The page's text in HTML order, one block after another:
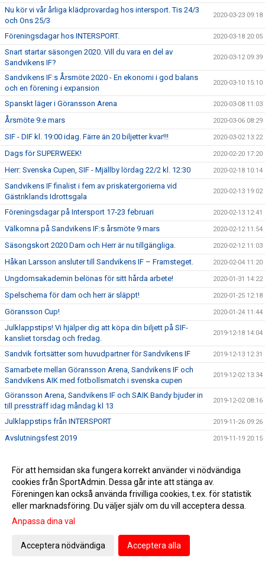
Nu kör vi vår årliga klädprovardag hos intersport. Tis 24/3
och Ons 25/3
2020-03-23 09:18
Föreningsdagar hos INTERSPORT. 2020-03-18 20:05
Snart startar säsongen 2020. Vill du vara en del av
Sandvikens IF?
2020-03-12 09:39
Sandvikens IF:s Årsmöte 2020 - En ekonomi i god balans
och en förening i expansion
2020-03-10 15:10
Spanskt läger i Göransson Arena 2020-03-08 11:03
Årsmöte 9:e mars 2020-03-06 08:29
SIF - DIF kl. 19:00 idag. Färre än 20 biljetter kvar!!! 2020-03-02 13:22
Dags för SUPERWEEK! 2020-02-20 17:20
Herr: Svenska Cupen, SIF - Mjällby lördag 22/2 kl. 12:30 2020-02-18 10:14
Sandvikens IF finalist i fem av priskatergorierna vid
Gästriklands Idrottsgala
2020-02-13 19:02
Föreningsdagar på Intersport 17-23 februari 2020-02-13 12:41
Välkomna på Sandvikens IF:s årsmöte 9 mars 2020-02-12 11:54
Säsongskort 2020 Dam och Herr är nu tillgängliga. 2020-02-12 11:03
Håkan Larsson ansluter till Sandvikens IF – Framsteget. 2020-02-04 11:20
Ungdomsakademin belönas för sitt hårda arbete! 2020-01-31 14:22
Spelschema för dam och herr är släppt! 2020-01-25 12:18
Göransson Cup! 2020-01-24 11:44
Julklappstips! Vi hjälper dig att köpa din biljett på SIF-
kansliet torsdag och fredag.
2019-12-18 14:04
Sandvik fortsätter som huvudpartner för Sandvikens IF 2019-12-13 12:31
Samarbete mellan Göransson Arena, Sandvikens IF och
Sandvikens AIK med fotbollsmatch i svenska cupen
2019-12-02 13:34
Göransson Arena, Sandvikens IF och SAIK Bandy bjuder in
till pressträff idag måndag kl 13
2019-12-02 08:16
Julklappstips från INTERSPORT 2019-11-26 09:26
Avslutningsfest 2019 2019-11-19 20:15
En vän och kollega har lämnat oss
Grattis Ingemar till fri husbilsvecka! Vinnande lottnr: 70 2019-11-05 11:19
Herr: Inför SIF - Vasalunds IF
Onsdag den 6/11 stänger Intersport sin webbshop för
Snart dragning i husbilslotteriet. 2/11 vet vi vem som vinner!
För att hemsidan ska fungera korrekt använder vi nödvändiga
cookies från SportAdmin. Dessa går inte att stänga av.
Föreningen kan också använda frivilliga cookies, t.ex. för statistik
eller marknadsföring. Du väljer själv om du vill acceptera dessa.
Anpassa dina val
Acceptera nödvändiga Acceptera alla